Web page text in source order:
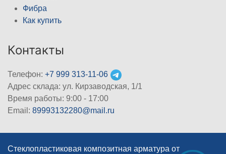
Фибра
Как купить
Контакты
Телефон: +7 999 313-11-06
Адрес склада: ул. Кирзаводская, 1/1
Время работы: 9:00 - 17:00
Email: 89993132280@mail.ru
Стеклопластиковая композитная арматура от